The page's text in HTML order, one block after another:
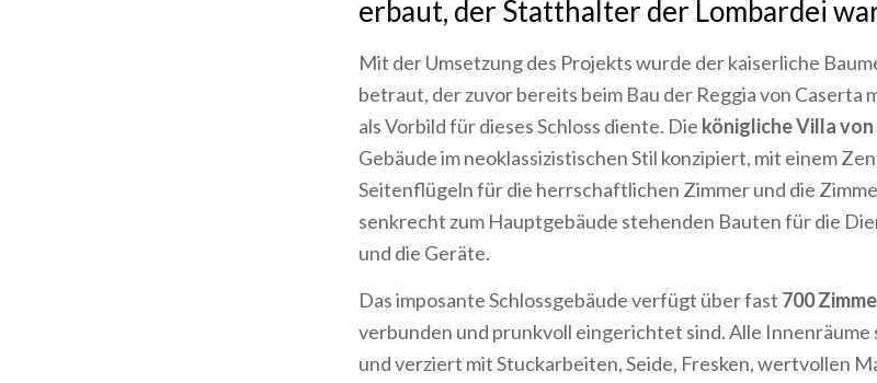
erbaut, der Statthalter der Lombardei
Mit der Umsetzung des Projekts wurde der kaiserliche
betraut, der zuvor bereits beim Bau der Reggia von Caserta
als Vorbild für dieses Schloss diente. Die königliche Villa
Gebäude im neoklassizistischen Stil konzipiert, mit einem
Seitenflügeln für die herrschaftlichen Zimmer und die
senkrecht zum Hauptgebäude stehenden Bauten für die
und die Geräte.
Das imposante Schlossgebäude verfügt über fast 700
verbunden und prunkvoll eingerichtet sind. Alle
und verziert mit Stuckarbeiten, Seide, Fresken, wertvollen